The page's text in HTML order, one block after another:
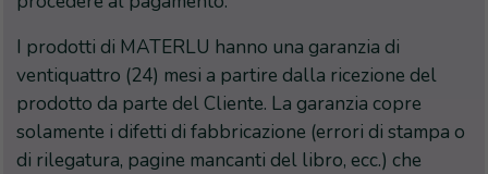
I prodotti di MATERLU hanno una garanzia di
ventiquattro (24) mesi a partire dalla ricezione del
prodotto da parte del Cliente. La garanzia copre
solamente i difetti di fabbricazione (errori di stampa o
di rilegatura, pagine mancanti del libro, ecc.) che